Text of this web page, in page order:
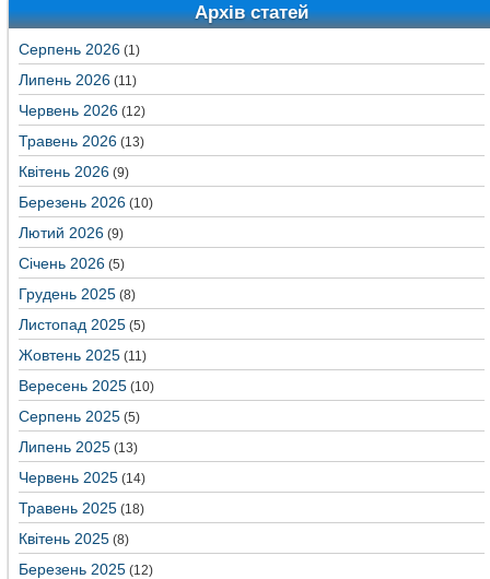
Архів статей
Серпень 2026 (1)
Липень 2026 (11)
Червень 2026 (12)
Травень 2026 (13)
Квітень 2026 (9)
Березень 2026 (10)
Лютий 2026 (9)
Січень 2026 (5)
Грудень 2025 (8)
Листопад 2025 (5)
Жовтень 2025 (11)
Вересень 2025 (10)
Серпень 2025 (5)
Липень 2025 (13)
Червень 2025 (14)
Травень 2025 (18)
Квітень 2025 (8)
Березень 2025 (12)